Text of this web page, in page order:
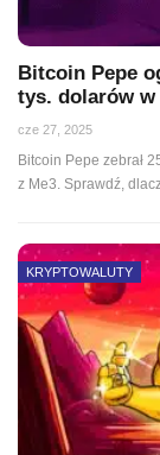
Bitcoin Pepe
tys. dolarów w
cze 27, 2025
Bitcoin Pepe zebrał
z Me3. Sprawdź,
KRYPTOWALUTY